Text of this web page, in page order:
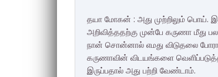
தயா மோகன் : அது முற்றிலும் பொய்.
அறிவித்ததற்கு முன்பே கருணா மீது
நான் சொன்னால் எமது விடுதலை
கருணாவின் விடயங்களை
இருப்பதால் அது பற்றி வேண்டாம்.